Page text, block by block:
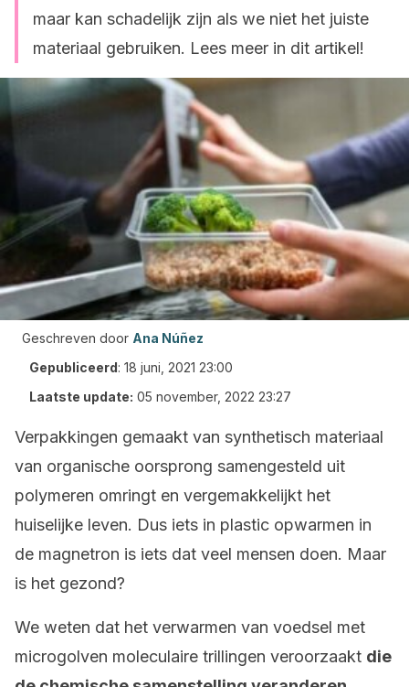
maar kan schadelijk zijn als we niet het juiste
materiaal gebruiken. Lees meer in dit artikel!
Geschreven door Ana Núñez
Gepubliceerd: 18 juni, 2021 23:00
Laatste update: 05 november, 2022 23:27
Verpakkingen gemaakt van synthetisch materiaal
van organische oorsprong samengesteld uit
polymeren omringt en vergemakkelijkt het
huiselijke leven. Dus iets in plastic opwarmen in
de magnetron is iets dat veel mensen doen. Maar
is het gezond?
We weten dat het verwarmen van voedsel met
microgolven moleculaire trillingen veroorzaakt die